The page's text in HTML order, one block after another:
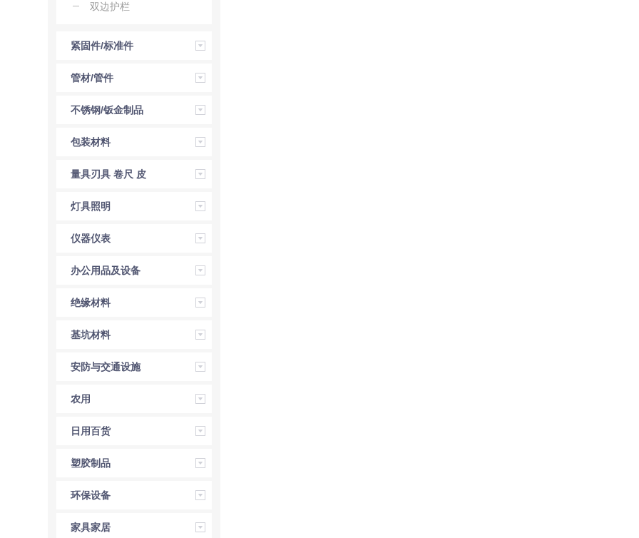
双边护栏
紧固件/标准件
管材/管件
不锈钢/钣金制品
包装材料
量具刃具 卷尺 皮
尺 角尺 直尺
灯具照明
仪器仪表
办公用品及设备
绝缘材料
基坑材料
安防与交通设施
农用
日用百货
塑胶制品
环保设备
家具家居